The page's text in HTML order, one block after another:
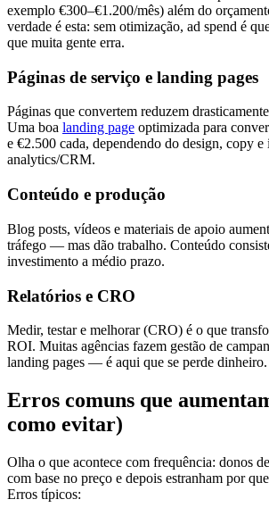
exemplo €300–€1.200/mês) além do
verdade é esta: sem otimização, ad spend é
que muita gente erra.
Páginas de serviço e landing pages
Páginas que convertem reduzem
Uma boa landing page optimizada para
e €2.500 cada, dependendo do design, copy e
analytics/CRM.
Conteúdo e produção
Blog posts, vídeos e materiais de apoio
tráfego — mas dão trabalho. Conteúdo
investimento a médio prazo.
Relatórios e CRO
Medir, testar e melhorar (CRO) é o que
ROI. Muitas agências fazem gestão de
landing pages — é aqui que se perde dinheiro.
Erros comuns que
como evitar)
Olha o que acontece com frequência: donos
com base no preço e depois estranham por
Erros típicos: